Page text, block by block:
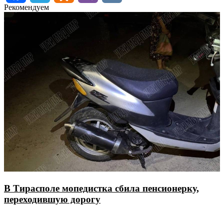
Рекомендуем
В Тирасполе мопедистка сбила пенсионерку,
переходившую дорогу